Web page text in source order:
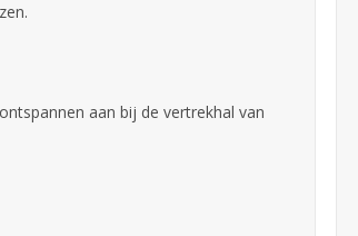
aan bij de vertrekhal van